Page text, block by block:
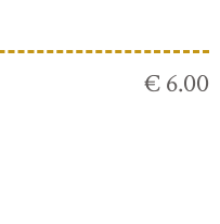
€ 6.00